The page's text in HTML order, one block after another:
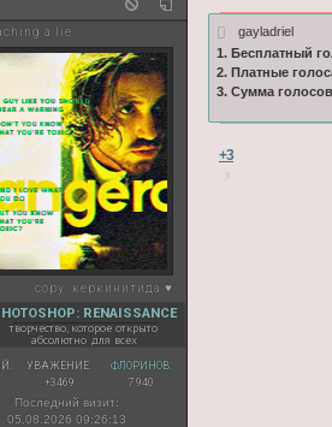
a lie
copy: керкинитида ♥
RENAISSANCE
творчество, которое открыто
абсолютно для всех
УВАЖЕНИЕ:
+3469
ФЛОРИНОВ:
7 940
Последний визит:
05.08.2026 09:26:13
gayladriel
1. Бесплатный
2. Платные
3. Сумма
+3